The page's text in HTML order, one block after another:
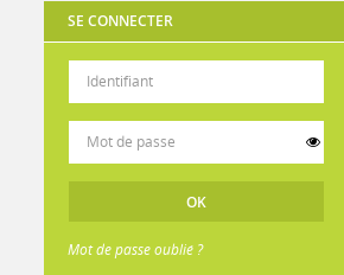
SE CONNECTER
Mot de passe oublié ?